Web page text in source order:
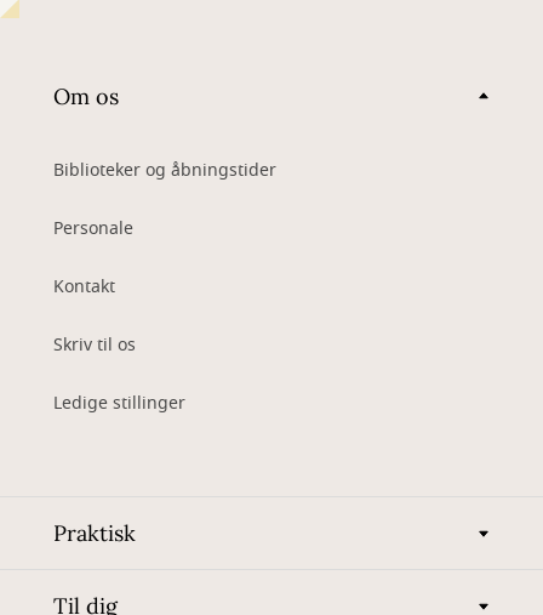
Om os
Biblioteker og åbningstider
Personale
Kontakt
Skriv til os
Ledige stillinger
Praktisk
Til dig